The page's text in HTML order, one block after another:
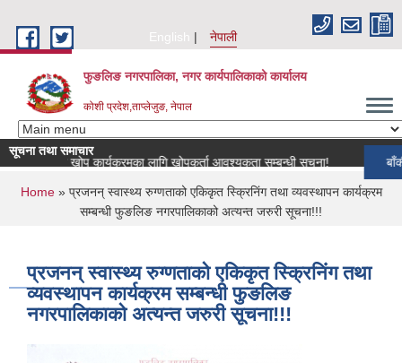
English
नेपाली
फुङलिङ नगरपालिका, नगर कार्यपालिकाको कार्यालय
कोशी प्रदेश,ताप्लेजुङ, नेपाल
सूचना तथा समाचार
पशुपन्छी खोप कार्यक्रमका लागि खोपकर्ता आवश्यकता सम्बन्धी सूचना!
बाँकी
You are here
Home» प्रजनन् स्वास्थ्य रुग्णताको एकिकृत स्क्रिनिंग तथा व्यवस्थापन कार्यक्रम
सम्बन्धी फुङलिङ नगरपालिकाको अत्यन्त जरुरी सूचना!!!
प्रजनन् स्वास्थ्य रुग्णताको एकिकृत स्क्रिनिंग तथा
व्यवस्थापन कार्यक्रम सम्बन्धी फुङलिङ
नगरपालिकाको अत्यन्त जरुरी सूचना!!!